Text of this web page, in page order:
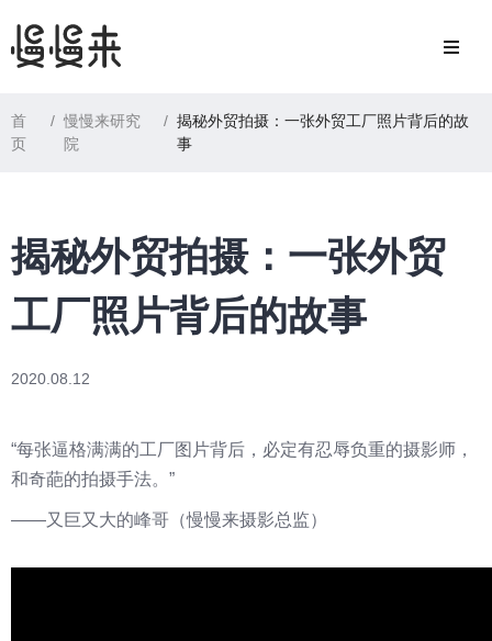
首
页
/ 慢慢来研究
院
/ 揭秘外贸拍摄：一张外贸工厂照片背后的故
事
揭秘外贸拍摄：一张外贸
工厂照片背后的故事
2020.08.12
“每张逼格满满的工厂图片背后，必定有忍辱负重的摄影师，
和奇葩的拍摄手法。”
——又巨又大的峰哥（慢慢来摄影总监）